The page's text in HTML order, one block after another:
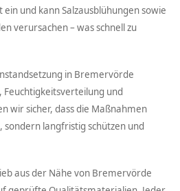
und kann Salzausblühungen sowie
verursachen – was schnell zu
in Bremervörde
und
wir sicher, dass die Maßnahmen
sondern langfristig schützen und
aus der Nähe von Bremervörde